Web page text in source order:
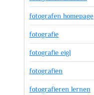
fotografen homepage
fotografie
fotografie eigl
fotografien
fotografieren lernen